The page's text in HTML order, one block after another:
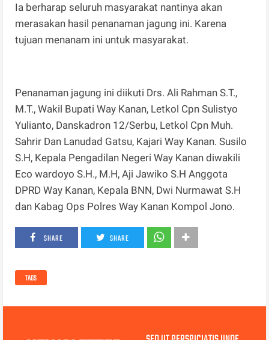
Ia berharap seluruh masyarakat nantinya akan
merasakan hasil penanaman jagung ini. Karena
tujuan menanam ini untuk masyarakat.
Penanaman jagung ini diikuti Drs. Ali Rahman S.T.,
M.T., Wakil Bupati Way Kanan, Letkol Cpn Sulistyo
Yulianto, Danskadron 12/Serbu, Letkol Cpn Muh.
Sahrir Dan Lanudad Gatsu, Kajari Way Kanan. Susilo
S.H, Kepala Pengadilan Negeri Way Kanan diwakili
Eco wardoyo S.H., M.H, Aji Jawiko S.H Anggota
DPRD Way Kanan, Kepala BNN, Dwi Nurmawat S.H
dan Kabag Ops Polres Way Kanan Kompol Jono.
SHARE SHARE
TAGS